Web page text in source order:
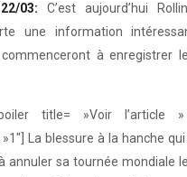
03: C’est aujourd’hui
une information
commenceront à enregistrer
title= »Voir l’article
La blessure à la hanche
annuler sa tournée mondiale